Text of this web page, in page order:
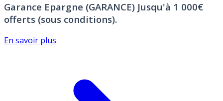
Garance Epargne (GARANCE) Jusqu'à 1 000€
offerts (sous conditions).
En savoir plus